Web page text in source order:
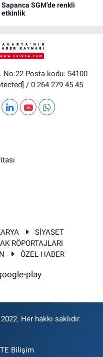
Sapanca SGM’de renkli
etkinlik
No:22 Posta kodu: 54100
/ 0 264 279 45 45
SİYASET
RÖPORTAJLARI
ÖZEL HABER
Her hakkı saklıdır.
TE Bilişim